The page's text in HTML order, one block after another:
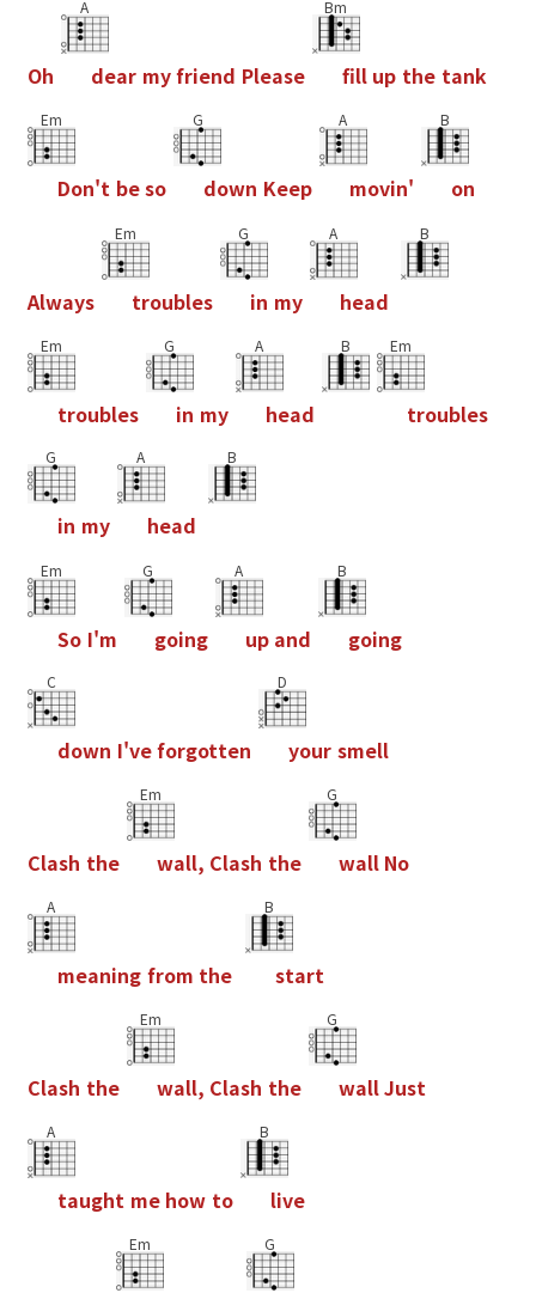
Oh
A
dear myfriend Please
Bm
fll up the tank
Em
Don't beso
G
down Keep
A
movin'
B
on
Always
Em
troubles
G
in my
A
head
B
Em
troubles
G
in my
A
head
B Em
troubles
G
in my
A
head
B
Em
So I'm
G
going
A
up and
B
going
C
down I'veforgotten
D
your smell
Clash the
Em
wall, Clash the
G
wall No
A
meaning from the
B
start
Clash the
Em
wall, Clash the
G
wallJust
A
taught me how to
B
live
Em G